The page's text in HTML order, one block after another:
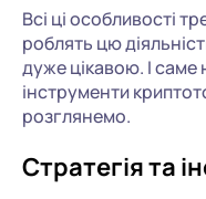
Всі ці особливості
роблять цю
дуже цікавою. І саме
інструменти
розглянемо.
Стратегія та